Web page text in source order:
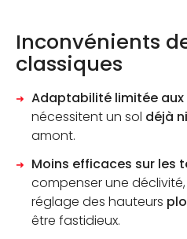
Inconvénients
classiques
Adaptabilité limitée aux
nécessitent un sol déjà
amont.
Moins efficaces sur les
compenser une
réglage des hauteurs
être fastidieux.